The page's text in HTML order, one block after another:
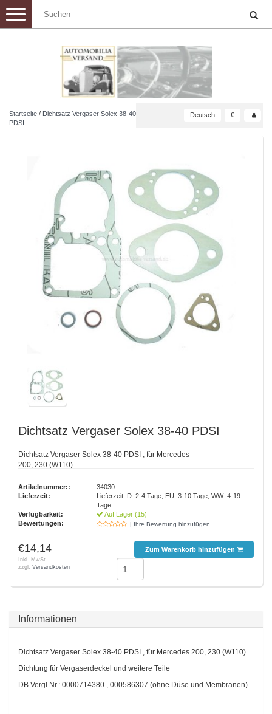
Toggle
navigation
Startseite / Dichtsatz Vergaser Solex 38-40
PDSI
Deutsch €
Dichtsatz Vergaser Solex 38-40 PDSI
Dichtsatz Vergaser Solex 38-40 PDSI , für Mercedes
200, 230 (W110)
Artikelnummer::
34030
Lieferzeit:
Lieferzeit: D: 2-4 Tage, EU: 3-10 Tage, WW: 4-19
Tage
Verfügbarkeit:
Auf Lager (15)
Bewertungen:
| Ihre Bewertung hinzufügen
€14,14
Inkl. MwSt.
zzgl. Versandkosten
Zum Warenkorb hinzufügen
Informationen
Dichtsatz Vergaser Solex 38-40 PDSI , für Mercedes 200, 230 (W110)
Dichtung für Vergaserdeckel und weitere Teile
DB Vergl.Nr.: 0000714380 , 000586307 (ohne Düse und Membranen)